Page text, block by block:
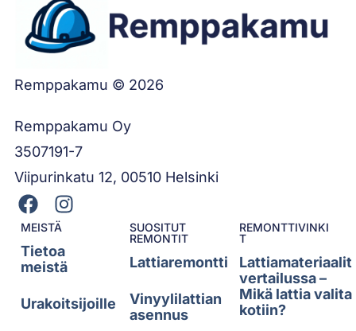
Remppakamu © 2026
Remppakamu Oy
3507191-7
Viipurinkatu 12, 00510 Helsinki
MEISTÄ
Tietoa
meistä
Urakoitsijoille
SUOSITUT
REMONTIT
Lattiaremontti
Vinyylilattian
asennus
REMONTTIVINKI
T
Lattiamateriaalit
vertailussa –
Mikä lattia valita
kotiin?